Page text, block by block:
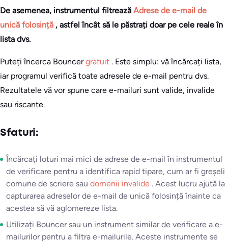
De asemenea, instrumentul filtrează Adrese de e-mail de
unică folosință , astfel încât să le păstrați doar pe cele reale în
lista dvs.
Puteți încerca Bouncergratuit . Este simplu: vă încărcați lista,
iar programul verifică toate adresele de e-mail pentru dvs.
Rezultatele vă vor spune care e-mailuri sunt valide, invalide
sau riscante.
Sfaturi:
Încărcați loturi mai mici de adrese de e-mail în instrumentul
de verificare pentru a identifica rapid tipare, cum ar fi greșeli
comune de scriere sau domenii invalide . Acest lucru ajută la
capturarea adreselor de e-mail de unică folosință înainte ca
acestea să vă aglomereze lista.
Utilizați Bouncer sau un instrument similar de verificare a e-
mailurilor pentru a filtra e-mailurile. Aceste instrumente se